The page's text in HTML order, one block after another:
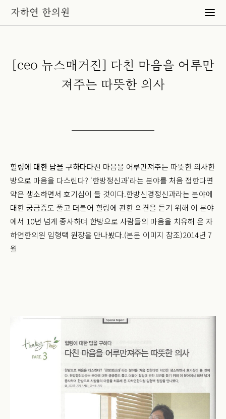
[ceo 뉴스매거진] 다친 마음을 어루만
져주는 따뜻한 의사
힐링에 대한 답을 구하다다친 마음을 어루만져주는 따뜻한 의사한
방으로 마음을 다스린다? ‘한방정신과’라는 분야를 처음 접한다면
약은 생소하면서 호기심이 들 것이다.한방신경정신과라는 분야에
대한 궁금증도 풀고 더불어 힐링에 관한 의견을 듣기 위해 이 분야
에서 10년 넘게 종사하며 한방으로 사람들의 마음을 치유해 온 자
하연한의원 임형택 원장을 만나봤다.(본문 이미지 참조)2014년 7
월